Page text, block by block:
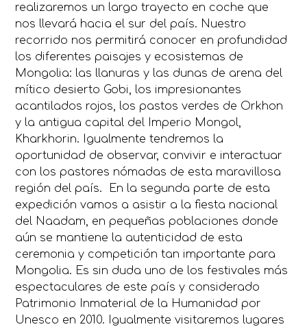
realizaremos un largo trayecto en coche que
nos llevará hacia el sur del país. Nuestro
recorrido nos permitirá conocer en profundidad
los diferentes paisajes y ecosistemas de
Mongolia: las llanuras y las dunas de arena del
mítico desierto Gobi, los impresionantes
acantilados rojos, los pastos verdes de Orkhon
y la antigua capital del Imperio Mongol,
Kharkhorin. Igualmente tendremos la
oportunidad de observar, convivir e interactuar
con los pastores nómadas de esta maravillosa
región del país. En la segunda parte de esta
expedición vamos a asistir a la fiesta nacional
del Naadam, en pequeñas poblaciones donde
aún se mantiene la autenticidad de esta
ceremonia y competición tan importante para
Mongolia. Es sin duda uno de los festivales más
espectaculares de este país y considerado
Patrimonio Inmaterial de la Humanidad por
Unesco en 2010. Igualmente visitaremos lugares